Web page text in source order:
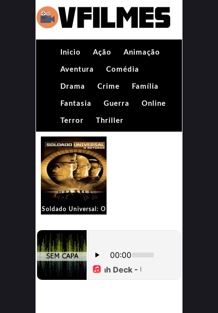
Inicio Ação Animação
Aventura Comédia
Drama Crime Família
Fantasia Guerra Online
Terror Thriller
Soldado Universal: O